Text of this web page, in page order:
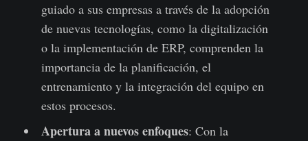
guiado a sus empresas a través de la adopción
de nuevas tecnologías, como la digitalización
o la implementación de ERP, comprenden la
importancia de la planificación, el
entrenamiento y la integración del equipo en
estos procesos.
Apertura a nuevos enfoques: Con la